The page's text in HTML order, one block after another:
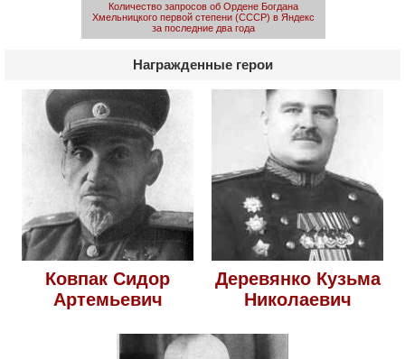
Количество запросов об Ордене Богдана
Хмельницкого первой степени (СССР) в Яндекс
за последние два года
Награжденные герои
Ковпак Сидор
Артемьевич
Деревянко Кузьма
Николаевич